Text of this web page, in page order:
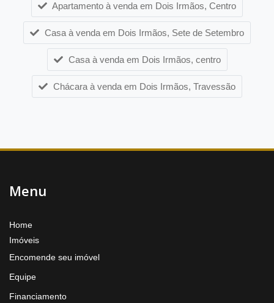
Apartamento à venda em Dois Irmãos, Centro
Casa à venda em Dois Irmãos, Sete de Setembro
Casa à venda em Dois Irmãos, centro
Chácara à venda em Dois Irmãos, Travessão
Menu
Home
Imóveis
Encomende seu imóvel
Equipe
Financiamento